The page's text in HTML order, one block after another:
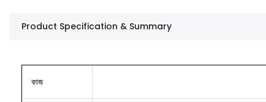
Product Specification & Summary
কাজ